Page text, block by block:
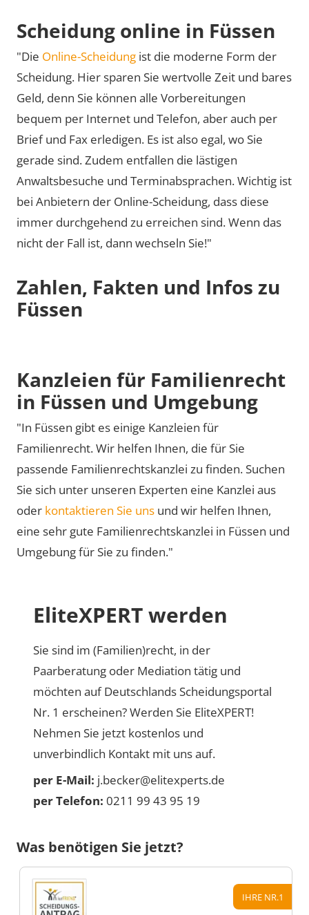
Scheidung online in Füssen
"Die Online-Scheidung ist die moderne Form der
Scheidung. Hier sparen Sie wertvolle Zeit und bares
Geld, denn Sie können alle Vorbereitungen
bequem per Internet und Telefon, aber auch per
Brief und Fax erledigen. Es ist also egal, wo Sie
gerade sind. Zudem entfallen die lästigen
Anwaltsbesuche und Terminabsprachen. Wichtig ist
bei Anbietern der Online-Scheidung, dass diese
immer durchgehend zu erreichen sind. Wenn das
nicht der Fall ist, dann wechseln Sie!"
Zahlen, Fakten und Infos zu
Füssen
Kanzleien für Familienrecht
in Füssen und Umgebung
"In Füssen gibt es einige Kanzleien für
Familienrecht. Wir helfen Ihnen, die für Sie
passende Familienrechtskanzlei zu finden. Suchen
Sie sich unter unseren Experten eine Kanzlei aus
oder kontaktieren Sie uns und wir helfen Ihnen,
eine sehr gute Familienrechtskanzlei in Füssen und
Umgebung für Sie zu finden."
EliteXPERT werden
Sie sind im (Familien)recht, in der
Paarberatung oder Mediation tätig und
möchten auf Deutschlands Scheidungsportal
Nr. 1 erscheinen? Werden Sie EliteXPERT!
Nehmen Sie jetzt kostenlos und
unverbindlich Kontakt mit uns auf.
per E-Mail: j.becker@elitexperts.de
per Telefon: 0211 99 43 95 19
Was benötigen Sie jetzt?
IHRE NR.1